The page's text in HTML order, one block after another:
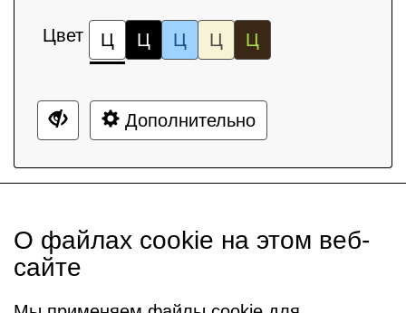
Цвет Ц Ц Ц Ц Ц
Дополнительно
О файлах cookie на этом веб-
сайте